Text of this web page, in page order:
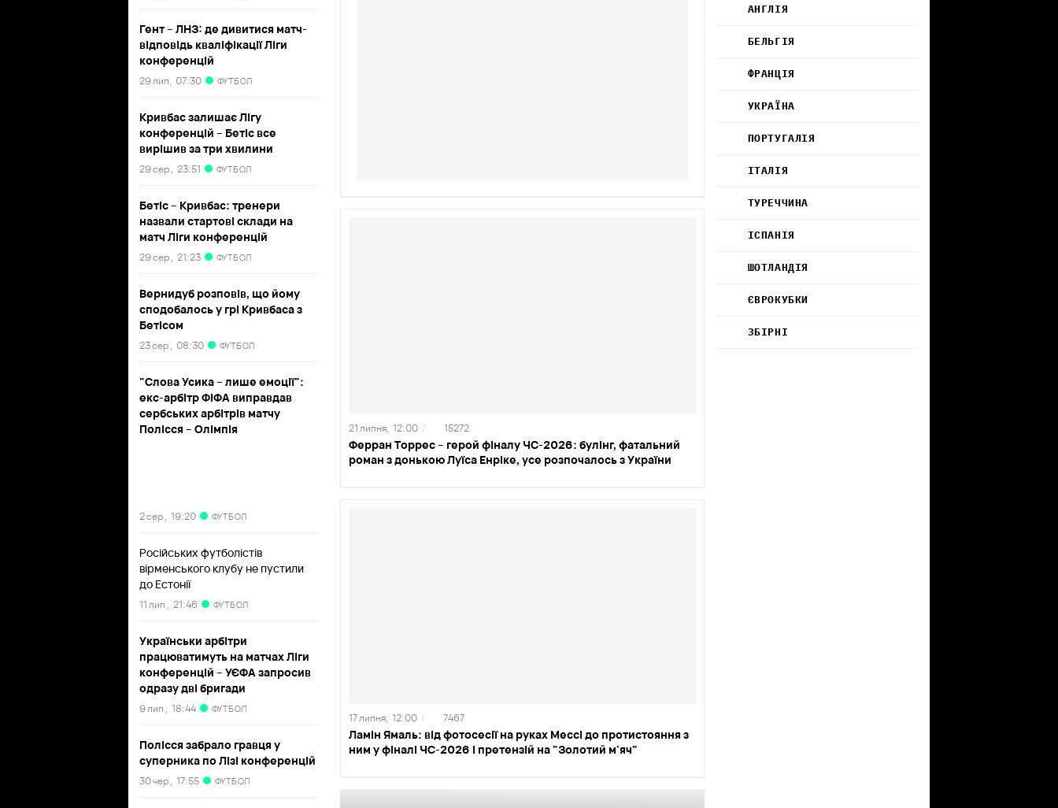
Гент – ЛНЗ: де дивитися матч-
відповідь кваліфікації Ліги
конференцій
29 лип, 07:30 ФУТБОЛ
Кривбас залишає Лігу
конференцій – Бетіс все
вирішив за три хвилини
29 сер , 23:51 ФУТБОЛ
Бетіс – Кривбас: тренери
назвали стартові склади на
матч Ліги конференцій
29 сер , 21:23 ФУТБОЛ
Вернидуб розповів, що йому
сподобалось у грі Кривбаса з
Бетісом
23 сер , 08:30 ФУТБОЛ
"Слова Усика – лише емоції":
екс-арбітр ФІФА виправдав
сербських арбітрів матчу
Полісся – Олімпія
2 сер , 19:20 ФУТБОЛ
Російських футболістів
вірменського клубу не пустили
до Естонії
11 лип , 21:46 ФУТБОЛ
Українськи арбітри
працюватимуть на матчах Ліги
конференцій – УЄФА запросив
одразу дві бригади
9 лип , 18:44 ФУТБОЛ
Полісся забрало гравця у
суперника по Лізі конференцій
30 чер , 17:55 ФУТБОЛ
Ферран Торрес – герой фіналу ЧС-2026: булінг, фатальний
роман з донькою Луїса Енріке, усе розпочалось з України
21 липня, 12:00 / 15272
Ламін Ямаль: від фотосесії на руках Мессі до протистояння з
ним у фіналі ЧС-2026 і претензій на "Золотий м'яч"
17 липня, 12:00 / 7467
АНГЛІЯ
БЕЛЬГІЯ
ФРАНЦІЯ
УКРАЇНА
ПОРТУГАЛІЯ
ІТАЛІЯ
ТУРЕЧЧИНА
ІСПАНІЯ
ШОТЛАНДІЯ
ЄВРОКУБКИ
ЗБІРНІ